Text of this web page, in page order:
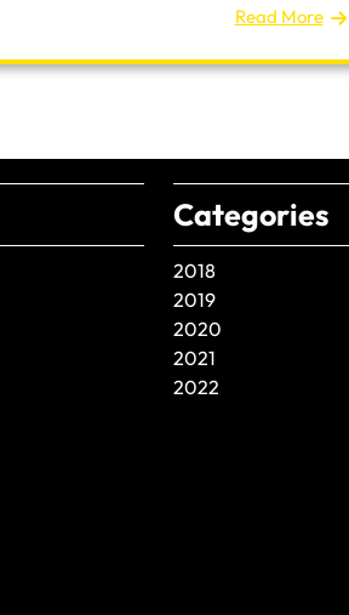
Read More
Categories
2018
2019
2020
2021
2022